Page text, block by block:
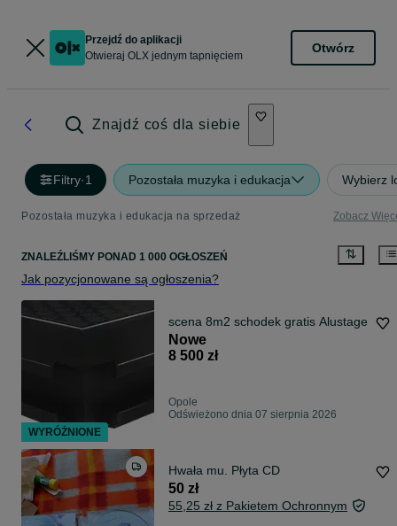
Przejdź do aplikacji
Otwieraj OLX jednym tapnięciem
Otwórz
Znajdź coś dla siebie
Filtry·1 Pozostała muzyka i edukacja Wybierz
Pozostała muzyka i edukacja na sprzedaż Zobacz
ZNALEŹLIŚMY PONAD 1 000 OGŁOSZEŃ
Jak pozycjonowane są ogłoszenia?
scena 8m2 schodek gratis Alustage
Nowe
8 500 zł
Opole
Odświeżono dnia 07 sierpnia 2026
Hwała mu. Płyta CD
50 zł
55,25 zł z Pakietem Ochronnym
WYRÓŻNIONE